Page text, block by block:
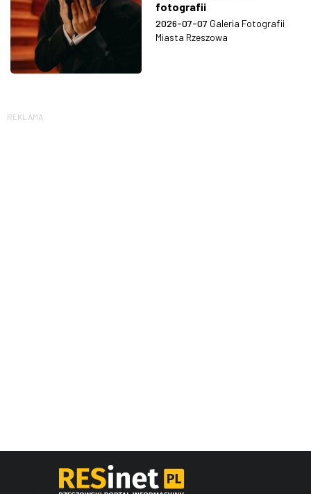
fotografii
2026-07-07 Galeria Fotografii
Miasta Rzeszowa
REKLAMA